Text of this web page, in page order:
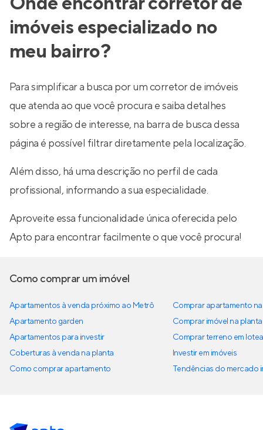
imóveis especializado no
meu bairro?
Para simplificar a busca por um corretor de imóveis
que atenda ao que você procura e saiba detalhes
sobre a região de interesse, na barra de busca dessa
página é possível filtrar diretamente pela localização.
Além disso, há uma descrição no perfil de cada
profissional, informando a sua especialidade.
Aproveite essa funcionalidade única oferecida pelo
Apto para encontrar facilmente o que você procura!
Como comprar um imóvel
Apartamentos à venda próximo ao Metrô
Apartamento garden
Apartamentos para investir
Coberturas à venda na planta
Como comprar apartamento
Comprar apartamento
Comprar imóvel na planta
Comprar terreno em
Investir em imóveis
Tendências do mercado